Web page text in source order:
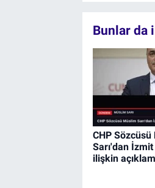
Bunlar da
CHP
Sarı'dan
ilişkin